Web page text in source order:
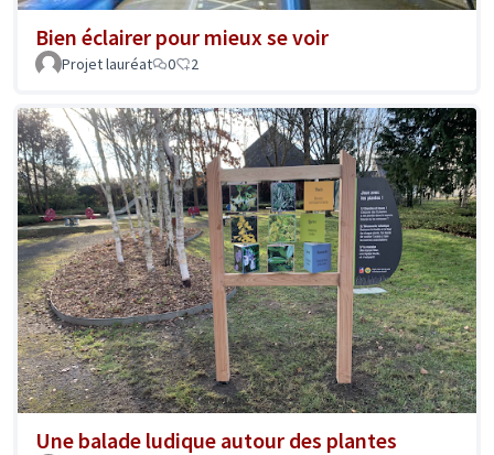
Bien éclairer pour mieux se voir
Projet lauréat 0 2
Une balade ludique autour des plantes